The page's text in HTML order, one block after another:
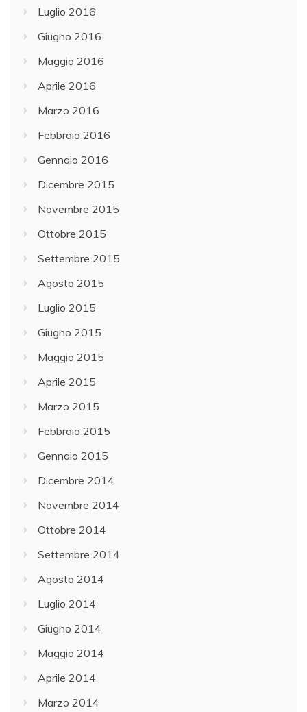
Luglio 2016
Giugno 2016
Maggio 2016
Aprile 2016
Marzo 2016
Febbraio 2016
Gennaio 2016
Dicembre 2015
Novembre 2015
Ottobre 2015
Settembre 2015
Agosto 2015
Luglio 2015
Giugno 2015
Maggio 2015
Aprile 2015
Marzo 2015
Febbraio 2015
Gennaio 2015
Dicembre 2014
Novembre 2014
Ottobre 2014
Settembre 2014
Agosto 2014
Luglio 2014
Giugno 2014
Maggio 2014
Aprile 2014
Marzo 2014